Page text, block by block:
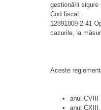
gestionării sigure
Cod fiscal:
12891809-2-41
cazurile, ia
Aceste
anul CVIII
anul